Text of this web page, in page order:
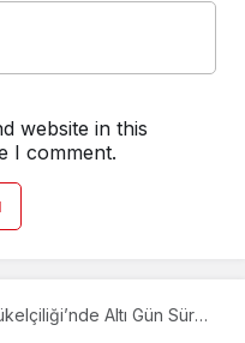
website in this
I comment.
Altı Gün Süren